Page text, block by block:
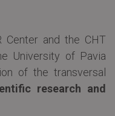
Center and the CHT
University of Pavia
of the transversal
research and